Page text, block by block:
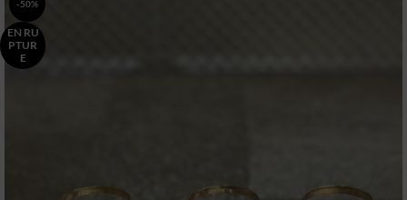
-50%
EN RU
PTUR
E